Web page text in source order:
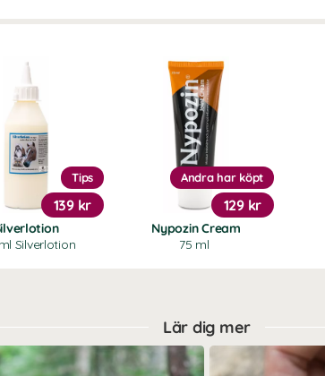
Silverlotion
Tips
139 kr
Nypozin Cream
75 ml
Andra har köpt
129 kr
Lär dig mer